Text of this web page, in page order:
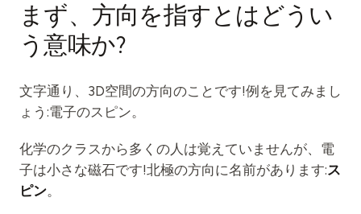
まず、方向を指すとはどうい
う意味か?
文字通り、3D空間の方向のことです!例を見てみまし
ょう:電子のスピン。
化学のクラスから多くの人は覚えていませんが、電
子は小さな磁石です!北極の方向に名前があります:ス
ピン。